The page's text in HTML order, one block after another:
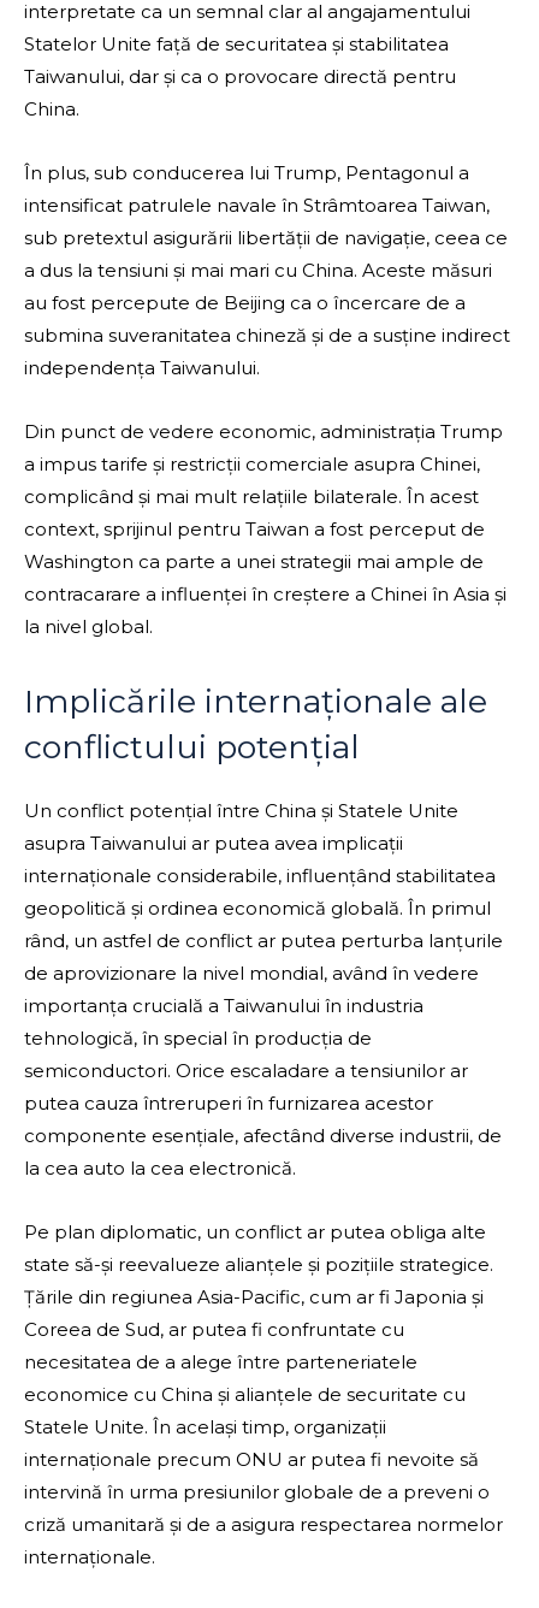
interpretate ca un semnal clar al angajamentului
Statelor Unite față de securitatea și stabilitatea
Taiwanului, dar și ca o provocare directă pentru
China.
În plus, sub conducerea lui Trump, Pentagonul a
intensificat patrulele navale în Strâmtoarea Taiwan,
sub pretextul asigurării libertății de navigație, ceea ce
a dus la tensiuni și mai mari cu China. Aceste măsuri
au fost percepute de Beijing ca o încercare de a
submina suveranitatea chineză și de a susține indirect
independența Taiwanului.
Din punct de vedere economic, administrația Trump
a impus tarife și restricții comerciale asupra Chinei,
complicând și mai mult relațiile bilaterale. În acest
context, sprijinul pentru Taiwan a fost perceput de
Washington ca parte a unei strategii mai ample de
contracarare a influenței în creștere a Chinei în Asia și
la nivel global.
Implicările internaționale ale
conflictului potențial
Un conflict potențial între China și Statele Unite
asupra Taiwanului ar putea avea implicații
internaționale considerabile, influențând stabilitatea
geopolitică și ordinea economică globală. În primul
rând, un astfel de conflict ar putea perturba lanțurile
de aprovizionare la nivel mondial, având în vedere
importanța crucială a Taiwanului în industria
tehnologică, în special în producția de
semiconductori. Orice escaladare a tensiunilor ar
putea cauza întreruperi în furnizarea acestor
componente esențiale, afectând diverse industrii, de
la cea auto la cea electronică.
Pe plan diplomatic, un conflict ar putea obliga alte
state să-și reevalueze alianțele și pozițiile strategice.
Țările din regiunea Asia-Pacific, cum ar fi Japonia și
Coreea de Sud, ar putea fi confruntate cu
necesitatea de a alege între parteneriatele
economice cu China și alianțele de securitate cu
Statele Unite. În același timp, organizații
internaționale precum ONU ar putea fi nevoite să
intervină în urma presiunilor globale de a preveni o
criză umanitară și de a asigura respectarea normelor
internaționale.